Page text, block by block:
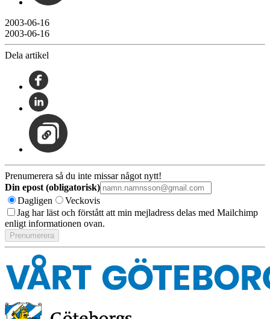
2003-06-16
2003-06-16
Dela artikel
Prenumerera så du inte missar något nytt!
Din epost (obligatorisk)
Dagligen
Veckovis
Jag har läst och förstått att min mejladress delas med Mailchimp
enligt informationen ovan.